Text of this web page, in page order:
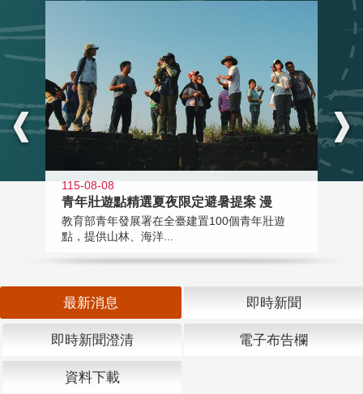
115-08-08
青年壯遊點精選夏夜限定避暑提案 漫
教育部青年發展署在全臺建置100個青年壯遊
點，提供山林、海洋...
最新消息 即時新聞
即時新聞澄清 電子布告欄
資料下載